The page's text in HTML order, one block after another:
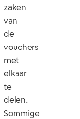
zaken
van
de
vouchers
met
elkaar
te
delen.
Sommige